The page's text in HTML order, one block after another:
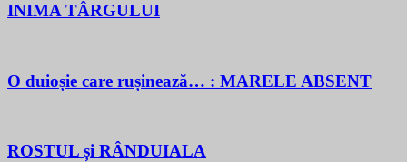
INIMA TÂRGULUI
O duioșie care rușinează… : MARELE ABSENT
ROSTUL și RÂNDUIALA